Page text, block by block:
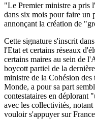
"Le Premier ministre a pris
dans six mois pour faire un
annonçant la création de
Cette signature s'inscrit
l'Etat et certains réseaux
certains maires au sein de
boycott partiel de la
ministre de la Cohésion
Monde, a pour sa part
contestataires en déplorant
avec les collectivités,
vouloir s'appuyer sur